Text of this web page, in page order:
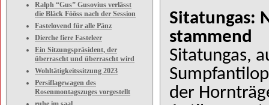
Ralph “Gus” Gusovius verlässt
die Bläck Fööss nach der Session
Fastelovend für alle Pänz
Dierche fiere Fasteleer
Ein Sitzungspräsident, der
überrascht und überrascht wird
Wohltätigkeitssitzung 2023
Persiflagewagen des
Rosenmontagszuges vorgestellt
Sitatungas:
stammend
Sitatungas,
der